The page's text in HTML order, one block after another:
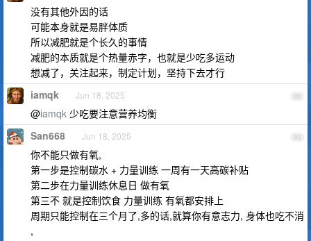
没有其他外因的话
可能本身就是易胖体质
所以减肥就是个长久的事情
减肥的本质就是个热量赤字，也就是少吃多运动
想减了，关注起来，制定计划，坚持下去才行
88
iamqk Jun 18, 2025
@iamqk 少吃要注意营养均衡
89
San668 Jun 18, 2025
你不能只做有氧,
第一步是控制碳水 + 力量训练 一周有一天高碳补贴
第二步在力量训练休息日 做有氧
第三不 就是控制饮食 力量训练 有氧都安排上
周期只能控制在三个月了,多的话,就算你有意志力, 身体也吃不消
,